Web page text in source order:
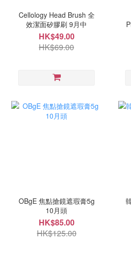
Cellology Head Brush 全
效潔面矽膠刷 9月中
HK$49.00
HK$69.00
OBgE 焦點搶鏡遮瑕膏5g
10月頭
HK$85.00
HK$125.00